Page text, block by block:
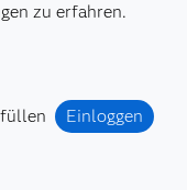
zu erfahren.
Einloggen